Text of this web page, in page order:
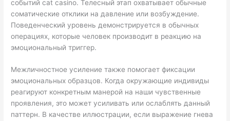
событий cat casino. Телесный этап охватывает обычные
соматические отклики на давление или возбуждение.
Поведенческий уровень демонстрируется в обычных
операциях, которые человек производит в реакцию на
эмоциональный триггер.
Межличностное усиление также помогает фиксации
эмоциональных образцов. Когда окружающие индивиды
реагируют конкретным манерой на наши чувственные
проявления, это может усиливать или ослаблять данный
паттерн. В качестве иллюстрации, если выражение гнева